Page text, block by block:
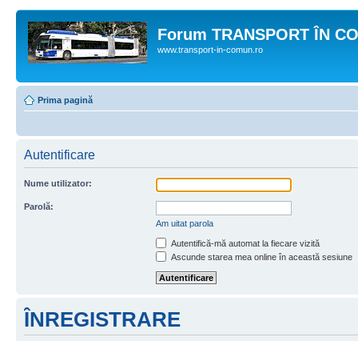
Forum TRANSPORT ÎN
www.transport-in-comun.ro
Prima pagină
Autentificare
Nume utilizator:
Parolă:
Am uitat parola
Autentifică-mă automat la fiecare vizită
Ascunde starea mea online în această sesiune
ÎNREGISTRARE